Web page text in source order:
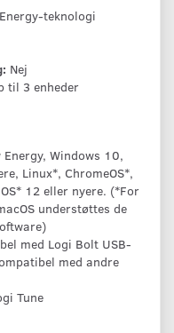
teknologi
Nej
til 3 enheder
Windows 10,
Linux*, ChromeOS*,
12 eller nyere. (*For
understøttes de
med Logi Bolt USB-
med andre
Tune